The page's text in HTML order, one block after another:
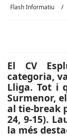
Flash Informatiu
El CV
categoria,
Lliga. Tot i
Surmenor,
al tie-break
24, 9-15).
la més